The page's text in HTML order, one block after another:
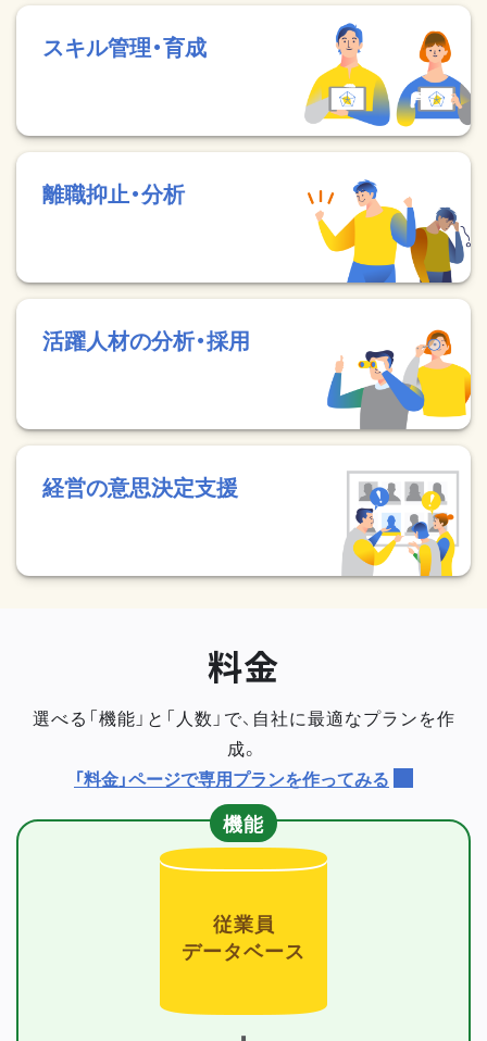
スキル管理・育成
離職抑止・分析
活躍人材の分析・採用
経営の意思決定支援
料金
選べる「機能」と「人数」で、自社に最適なプランを作
成。
「料金」ページで専用プランを作ってみる
機能
従業員
データベース